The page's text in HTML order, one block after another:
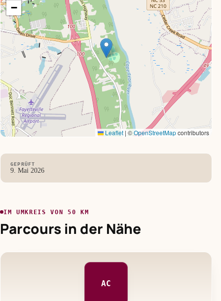
−
Leaflet | ©OpenStreetMapcontributors
GEPRÜFT
9. Mai 2026
IM UMKREIS VON 50 KM
Parcours in der Nähe
AC